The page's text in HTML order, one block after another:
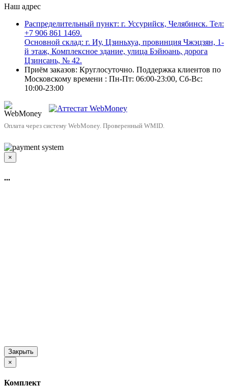
Наш адрес
Распределительный пункт: г. Уссурийск, Челябинск. Тел:
+7 906 861 1469.
Основной склад: г. Иу, Цзиньхуа, провинция Чжэцзян, 1-
й этаж, Комплексное здание, улица Бэйюань, дорога
Цзинсань, № 42.
Приём заказов: Круглосуточно. Поддержка клиентов по
Московскому времени : Пн-Пт: 06:00-23:00, Сб-Вс:
10:00-23:00
Оплата через систему WebMoney. Проверенный WMID.
×
...
Закрыть
×
Комплект